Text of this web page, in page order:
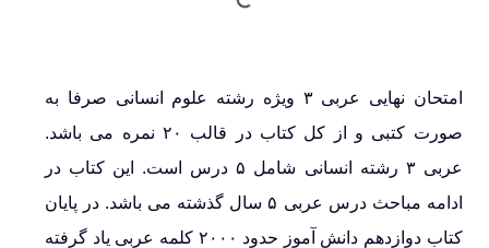
امتحان نهایی عربی ۳ ویژه رشته علوم انسانی صرفا به
صورت کتبی و از کل کتاب در قالب ۲۰ نمره می باشد.
عربی ۳ رشته انسانی شامل ۵ درس است. این کتاب در
ادامه مباحث درس عربی ۵ سال گذشته می باشد. در پایان
کتاب دوازدهم دانش آموز حدود ۲۰۰۰ کلمه عربی یاد گرفته